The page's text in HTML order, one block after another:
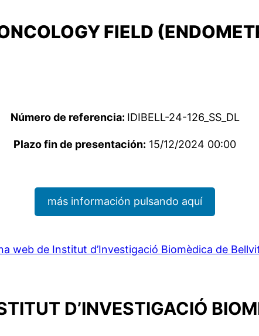
FIELD
Número de referencia: IDIBELL-24-126_SS_DL
Plazo fin de presentación: 15/12/2024 00:00
más información pulsando aquí
web de Institut d’Investigació Biomèdica de
D’INVESTIGACIÓ